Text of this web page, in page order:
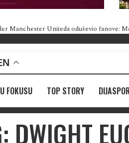
Manchester Uniteda oduševio fanove:
U FOKUSU TOP STORY
DWIGHT